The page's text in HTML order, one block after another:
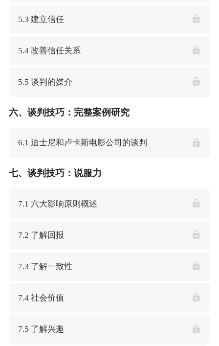
5.3 建立信任
5.4 改善信任关系
5.5 谈判的媒介
六、谈判技巧：完整案例研究
6.1 迪士尼和卢卡斯电影公司的谈判
七、谈判技巧：说服力
7.1 六大影响原则概述
7.2 了解回报
7.3 了解一致性
7.4 社会价值
7.5 了解兴趣